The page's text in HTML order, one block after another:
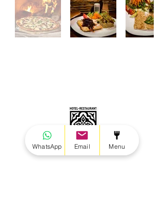
Avenida de la Playa, Ladera de Troncones,
WhatsApp Email Menu